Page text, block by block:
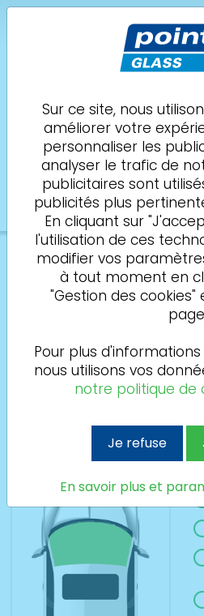
DROM
04 20 98 20 37
1
Impact
2
Assurance
3
Sur quelle
l’intervention
Si vous avez plusieurs
l’indiquer dans la case
Sur ce site, nous
améliorer votre
personnaliser les
analyser le trafic de
publicitaires sont
publicités plus
En cliquant sur
l'utilisation de ces
modifier vos
à tout moment en
"Gestion des
Pour plus
nous utilisons vos
notre politique de
Je refuse
En savoir plus et